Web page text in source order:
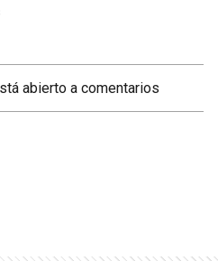
abierto a comentarios